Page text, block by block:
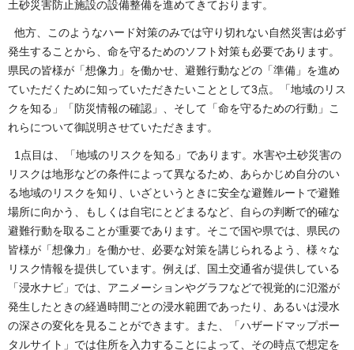
土砂災害防止施設の設備整備を進めてきております。
他方、このようなハード対策のみでは守り切れない自然災害は必ず
発生することから、命を守るためのソフト対策も必要であります。
県民の皆様が「想像力」を働かせ、避難行動などの「準備」を進め
ていただくために知っていただきたいこととして3点。「地域のリス
クを知る」「防災情報の確認」、そして「命を守るための行動」こ
れらについて御説明させていただきます。
1点目は、「地域のリスクを知る」であります。水害や土砂災害の
リスクは地形などの条件によって異なるため、あらかじめ自分のい
る地域のリスクを知り、いざというときに安全な避難ルートで避難
場所に向かう、もしくは自宅にとどまるなど、自らの判断で的確な
避難行動を取ることが重要であります。そこで国や県では、県民の
皆様が「想像力」を働かせ、必要な対策を講じられるよう、様々な
リスク情報を提供しています。例えば、国土交通省が提供している
「浸水ナビ」では、アニメーションやグラフなどで視覚的に氾濫が
発生したときの経過時間ごとの浸水範囲であったり、あるいは浸水
の深さの変化を見ることができます。また、「ハザードマップポー
タルサイト」では住所を入力することによって、その時点で想定を